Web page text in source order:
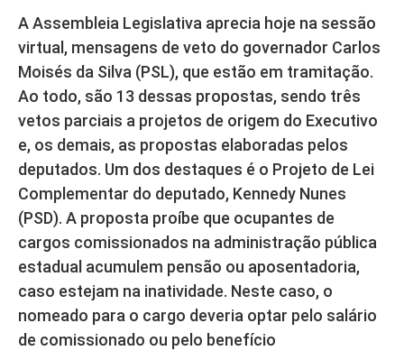
A Assembleia Legislativa aprecia hoje na sessão
virtual, mensagens de veto do governador Carlos
Moisés da Silva (PSL), que estão em tramitação.
Ao todo, são 13 dessas propostas, sendo três
vetos parciais a projetos de origem do Executivo
e, os demais, as propostas elaboradas pelos
deputados. Um dos destaques é o Projeto de Lei
Complementar do deputado, Kennedy Nunes
(PSD). A proposta proíbe que ocupantes de
cargos comissionados na administração pública
estadual acumulem pensão ou aposentadoria,
caso estejam na inatividade. Neste caso, o
nomeado para o cargo deveria optar pelo salário
de comissionado ou pelo benefício